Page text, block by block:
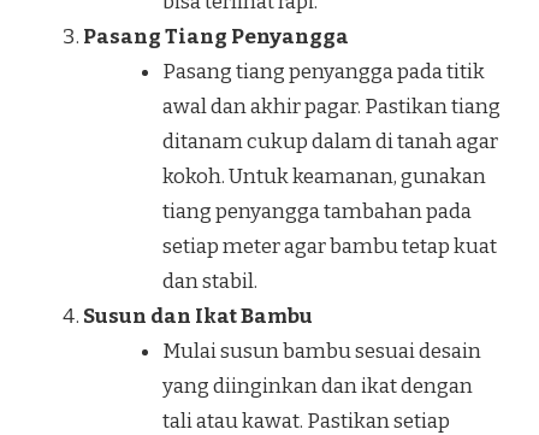
Pasang Tiang Penyangga
Pasang tiang penyangga pada titik
awal dan akhir pagar. Pastikan tiang
ditanam cukup dalam di tanah agar
kokoh. Untuk keamanan, gunakan
tiang penyangga tambahan pada
setiap meter agar bambu tetap kuat
dan stabil.
Susun dan Ikat Bambu
Mulai susun bambu sesuai desain
yang diinginkan dan ikat dengan
tali atau kawat. Pastikan setiap